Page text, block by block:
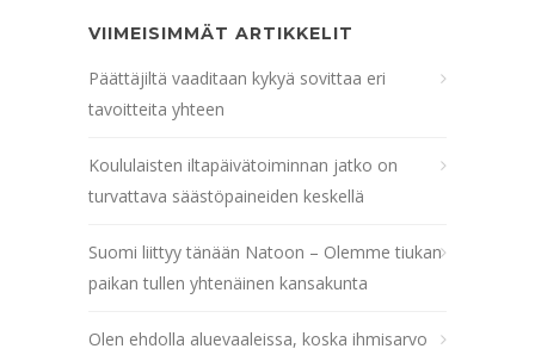
VIIMEISIMMÄT ARTIKKELIT
Päättäjiltä vaaditaan kykyä sovittaa eri
tavoitteita yhteen
Koululaisten iltapäivätoiminnan jatko on
turvattava säästöpaineiden keskellä
Suomi liittyy tänään Natoon – Olemme tiukan
paikan tullen yhtenäinen kansakunta
Olen ehdolla aluevaaleissa, koska ihmisarvo